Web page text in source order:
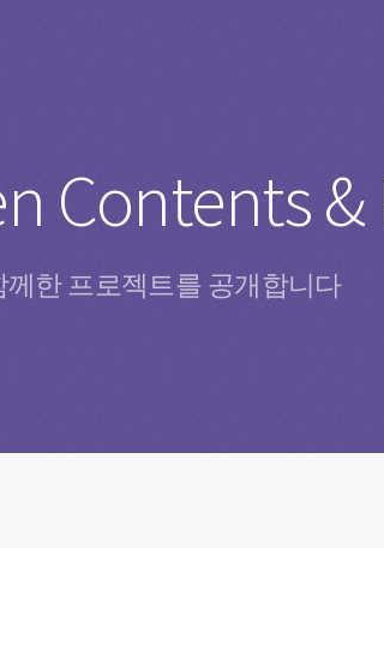
Contents
께한 프로젝트를 공개합니다